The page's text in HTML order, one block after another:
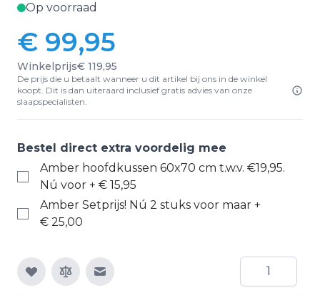
Op voorraad
€ 99,95
Winkelprijs€ 119,95
De prijs die u betaalt wanneer u dit artikel bij ons in de winkel
koopt. Dit is dan uiteraard inclusief gratis advies van onze
slaapspecialisten.
Bestel direct extra voordelig mee
Amber hoofdkussen 60x70 cm t.w.v. €19,95.
Nú voor + € 15,95
Amber Setprijs! Nú 2 stuks voor maar +
€ 25,00
E-mail naar een vriend
Aantal